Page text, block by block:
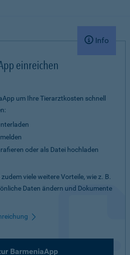
Info
einreichen
um Ihre Tierarztkosten schnell
oder als Datei hochladen
viele weitere Vorteile, wie z. B.
Daten ändern und Dokumente
BarmeniaApp